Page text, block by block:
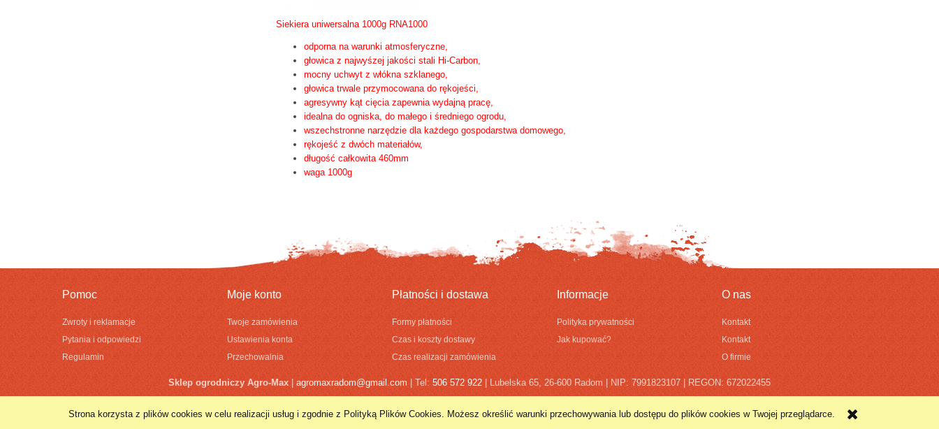
Strona korzysta z plików cookies w celu realizacji usług i zgodnie z Polityką Plików Cookies. Możesz określić warunki przechowywania lub dostępu do plików cookies w Twojej przeglądarce.
Siekiera uniwersalna 1000g RNA1000
odporna na warunki atmosferyczne,
głowica z najwyśzej jakości stali Hi-Carbon,
mocny uchwyt z włókna szklanego,
głowica trwale przymocowana do rękojeści,
agresywny kąt cięcia zapewnia wydajną pracę,
idealna do ogniska, do małego i średniego ogrodu,
wszechstronne narzędzie dla każdego gospodarstwa domowego,
rękojeść z dwóch materiałów,
długość całkowita 460mm
waga 1000g
Pomoc
Zwroty i reklamacje
Pytania i odpowiedzi
Regulamin
Moje konto
Twoje zamówienia
Ustawienia konta
Przechowalnia
Płatności i dostawa
Formy płatności
Czas i koszty dostawy
Czas realizacji zamówienia
Informacje
Polityka prywatności
Jak kupować?
O nas
Kontakt
Kontakt
O firmie
Sklep ogrodniczy Agro-Max agromaxradom@gmail.com | Tel: 506 572 922 | Lubelska 65, 26-600 Radom | NIP: 7991823107 | REGON: 672022455
Sklep internetowy Shoper.pl